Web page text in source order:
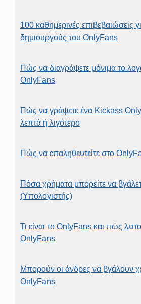
100 καθημερινές επιβεβαιώσεις
δημιουργούς του OnlyFans
Πώς να διαγράψετε μόνιμα το
OnlyFans
Πώς να γράψετε ένα Kickass
λεπτά ή λιγότερο
Πώς να επαληθευτείτε στο
Πόσα χρήματα μπορείτε να
(Υπολογιστής)
Τι είναι το OnlyFans και πώς
OnlyFans
Μπορούν οι άνδρες να βγάλουν
OnlyFans